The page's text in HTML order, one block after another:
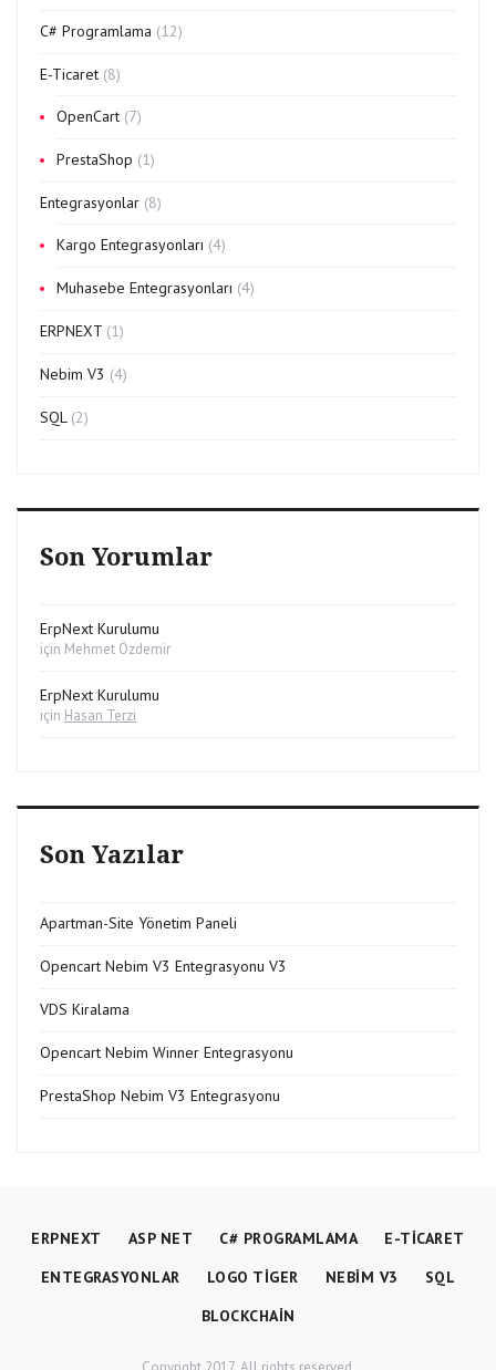
C# Programlama (12)
E-Ticaret (8)
OpenCart (7)
PrestaShop (1)
Entegrasyonlar (8)
Kargo Entegrasyonları (4)
Muhasebe Entegrasyonları (4)
ERPNEXT (1)
Nebim V3 (4)
SQL(2)
Son Yorumlar
ErpNext Kurulumu
için Mehmet Özdemir
ErpNext Kurulumu
için Hasan Terzi
Son Yazılar
Apartman-Site Yönetim Paneli
Opencart Nebim V3 Entegrasyonu V3
VDS Kiralama
Opencart Nebim Winner Entegrasyonu
PrestaShop Nebim V3 Entegrasyonu
ERPNEXT ASP NET C# PROGRAMLAMA
E-TICARET
ENTEGRASYONLAR
LOGO TIGER NEBIM V3
SQL
BLOCKCHAIN